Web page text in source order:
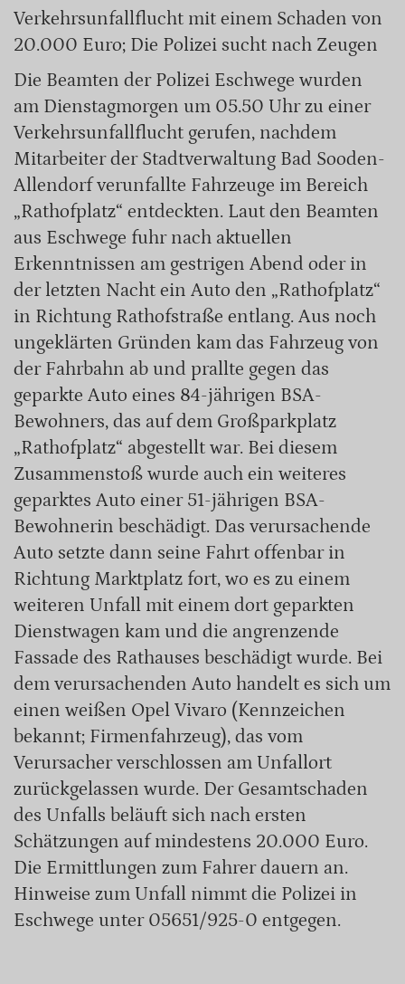
Verkehrsunfallflucht mit einem Schaden von
20.000 Euro; Die Polizei sucht nach Zeugen
Die Beamten der Polizei Eschwege wurden
am Dienstagmorgen um 05.50 Uhr zu einer
Verkehrsunfallflucht gerufen, nachdem
Mitarbeiter der Stadtverwaltung Bad Sooden-
Allendorf verunfallte Fahrzeuge im Bereich
„Rathofplatz“ entdeckten. Laut den Beamten
aus Eschwege fuhr nach aktuellen
Erkenntnissen am gestrigen Abend oder in
der letzten Nacht ein Auto den „Rathofplatz“
in Richtung Rathofstraße entlang. Aus noch
ungeklärten Gründen kam das Fahrzeug von
der Fahrbahn ab und prallte gegen das
geparkte Auto eines 84-jährigen BSA-
Bewohners, das auf dem Großparkplatz
„Rathofplatz“ abgestellt war. Bei diesem
Zusammenstoß wurde auch ein weiteres
geparktes Auto einer 51-jährigen BSA-
Bewohnerin beschädigt. Das verursachende
Auto setzte dann seine Fahrt offenbar in
Richtung Marktplatz fort, wo es zu einem
weiteren Unfall mit einem dort geparkten
Dienstwagen kam und die angrenzende
Fassade des Rathauses beschädigt wurde. Bei
dem verursachenden Auto handelt es sich um
einen weißen Opel Vivaro (Kennzeichen
bekannt; Firmenfahrzeug), das vom
Verursacher verschlossen am Unfallort
zurückgelassen wurde. Der Gesamtschaden
des Unfalls beläuft sich nach ersten
Schätzungen auf mindestens 20.000 Euro.
Die Ermittlungen zum Fahrer dauern an.
Hinweise zum Unfall nimmt die Polizei in
Eschwege unter 05651/925-0 entgegen.